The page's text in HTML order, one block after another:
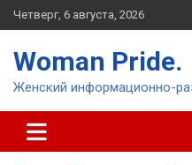
Перейти
к
Четверг, 6 августа, 2026
Woman Pride.
Женский информационно-